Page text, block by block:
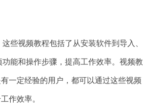
些视频教程包括了从安装软件到导入、
能和操作步骤，提高工作效率。视频教
一定经验的用户，都可以通过这些视频
作效率。